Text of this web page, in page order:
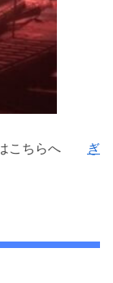
はこちらへ
ぎ